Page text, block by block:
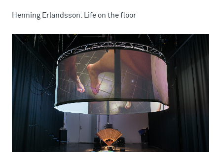
Henning Erlandsson: Life on the floor